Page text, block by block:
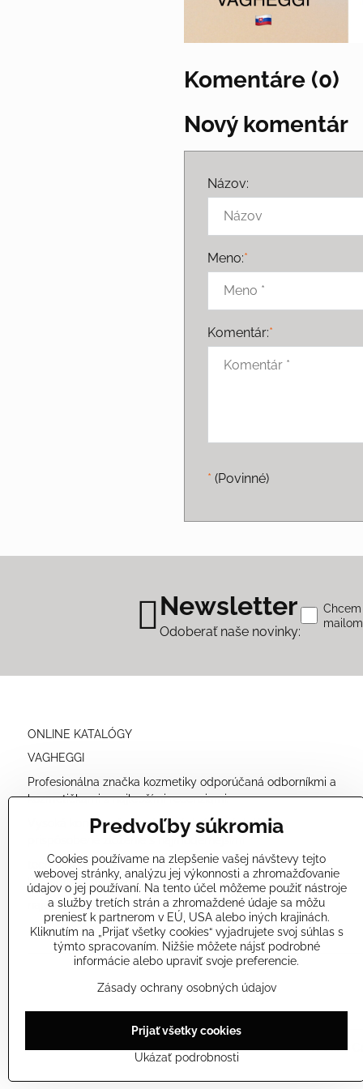
Komentáre (0)
Nový komentár
Názov:
Meno:*
Komentár:*
* (Povinné)
Newsletter
Odoberať naše novinky:
mailom
ONLINE KATALÓGY
VAGHEGGI
Profesionálna značka kozmetiky odporúčaná odborníkmi a
kozmetičkami s najlepšími recenziami.
Vysoká koncentrácia prírodných účinných látok a
prispôsobené zloženie s najmodernejšími
technológiami nám umožňuje ponúkať veľmi účinné
kozmetické produkty
najvyššej kvality a bezpečné pre vašu pokožku.
©2026
Predvoľby súkromia
Cookies používame na zlepšenie vašej návštevy tejto
webovej stránky, analýzu jej výkonnosti a zhromažďovanie
údajov o jej používaní. Na tento účel môžeme použiť nástroje
a služby tretích strán a zhromaždené údaje sa môžu
preniesť k partnerom v EÚ, USA alebo iných krajinách.
Kliknutím na „Prijať všetky cookies“ vyjadrujete svoj súhlas s
týmto spracovaním. Nižšie môžete nájsť podrobné
informácie alebo upraviť svoje preferencie.
Zásady ochrany osobných údajov
Ukázať podrobnosti
Prijať všetky cookies